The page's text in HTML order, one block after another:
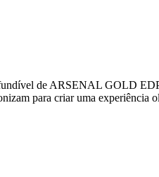
de ARSENAL GOLD
para criar uma experiência